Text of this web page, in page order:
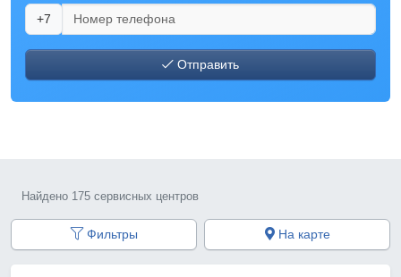
+7
Отправить
Найдено 175 сервисных центров
Фильтры На карте